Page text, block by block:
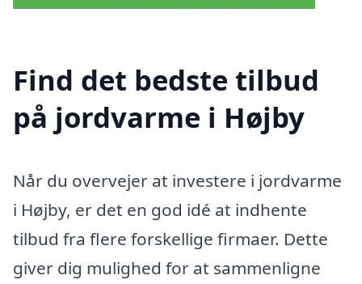
Find det bedste tilbud
på jordvarme i Højby
Når du overvejer at investere i jordvarme
i Højby, er det en god idé at indhente
tilbud fra flere forskellige firmaer. Dette
giver dig mulighed for at sammenligne